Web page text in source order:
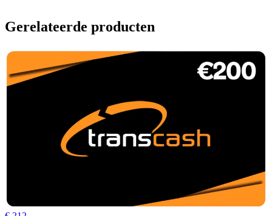
Gerelateerde producten